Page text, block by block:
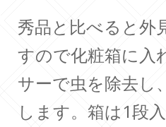
秀品と比べると外
すので化粧箱に入
サーで虫を除去し
します。箱は1段